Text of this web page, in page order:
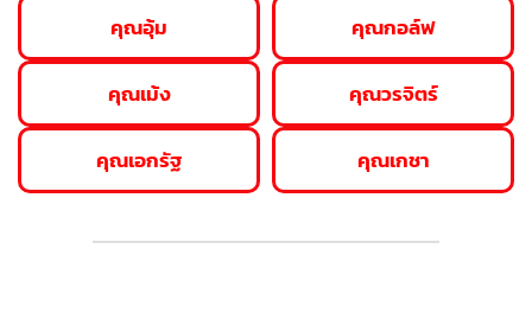
คุณอุ้ม
คุณเม้ง
คุณเอกรัฐ
คุณกอล์ฟ
คุณวรจิตร์
คุณเกชา